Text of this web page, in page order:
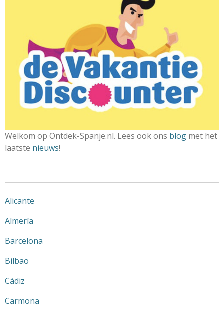
Welkom op Ontdek-Spanje.nl. Lees ook ons blog met het
laatste nieuws!
Alicante
Almería
Barcelona
Bilbao
Cádiz
Carmona